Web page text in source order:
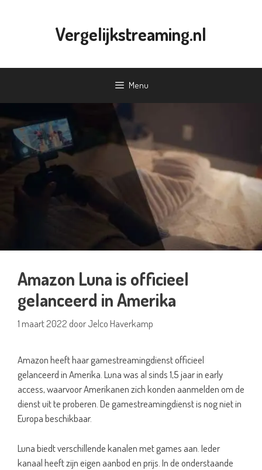
Vergelijkstreaming.nl
Menu
Amazon Luna is officieel
gelanceerd in Amerika
1 maart 2022 doorJelco Haverkamp
Amazon heeft haar gamestreamingdienst officieel
gelanceerd in Amerika. Luna was al sinds 1,5 jaar in early
access, waarvoor Amerikanen zich konden aanmelden om de
dienst uit te proberen. De gamestreamingdienst is nog niet in
Europa beschikbaar.
Luna biedt verschillende kanalen met games aan. Ieder
kanaal heeft zijn eigen aanbod en prijs. In de onderstaande